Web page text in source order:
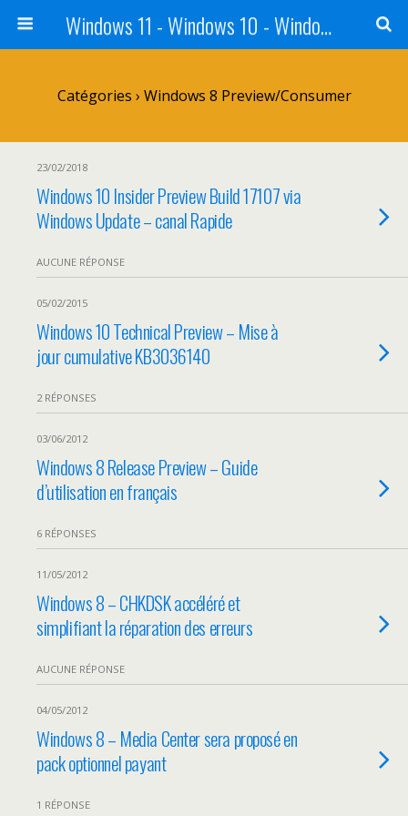
Windows 11 - Windows 10 - Windows 8 - Windows 7 - VISTA
Catégories › Windows 8 Preview/Consumer
23/02/2018
Windows 10 Insider Preview Build 17107 via
Windows Update – canal Rapide
AUCUNE RÉPONSE
05/02/2015
Windows 10 Technical Preview – Mise à
jour cumulative KB3036140
2 RÉPONSES
03/06/2012
Windows 8 Release Preview – Guide
d’utilisation en français
6 RÉPONSES
11/05/2012
Windows 8 – CHKDSK accéléré et
simplifiant la réparation des erreurs
AUCUNE RÉPONSE
04/05/2012
Windows 8 – Media Center sera proposé en
pack optionnel payant
1 RÉPONSE